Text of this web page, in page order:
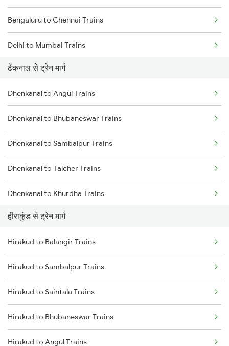
Bengaluru to Chennai Trains
Delhi to Mumbai Trains
Mumbai to Pune Trains
Delhi to Jammu Trains
Mumbai to Delhi Trains
Mumbai to Goa Trains
Chennai to Coimbatore Trains
ढेंकनाल से ट्रेन मार्ग
Dhenkanal to Angul Trains
Dhenkanal to Bhubaneswar Trains
Dhenkanal to Sambalpur Trains
Dhenkanal to Talcher Trains
Dhenkanal to Khurdha Trains
Dhenkanal to Puri Trains
Dhenkanal to Jharsuguda Trains
Dhenkanal to Cuttack Trains
Dhenkanal to Balangir Trains
Dhenkanal to Bargarh Trains
Dhenkanal to Raipur Trains
हीराकुंड से ट्रेन मार्ग
Hirakud to Balangir Trains
Hirakud to Sambalpur Trains
Hirakud to Saintala Trains
Hirakud to Bhubaneswar Trains
Hirakud to Angul Trains